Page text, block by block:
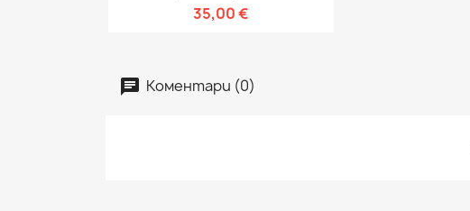
35,00 €
Коментари (0)